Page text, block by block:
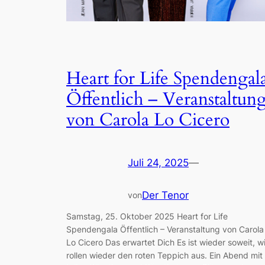
Heart for Life
Öffentlich –
von Carola Lo Cicero
Juli 24, 2025—
vonDer Tenor
Samstag, 25. Oktober 2025 Heart for Life
Spendengala Öffentlich – Veranstaltung von Carola
Lo Cicero Das erwartet Dich Es ist wieder soweit,
rollen wieder den roten Teppich aus. Ein Abend mit